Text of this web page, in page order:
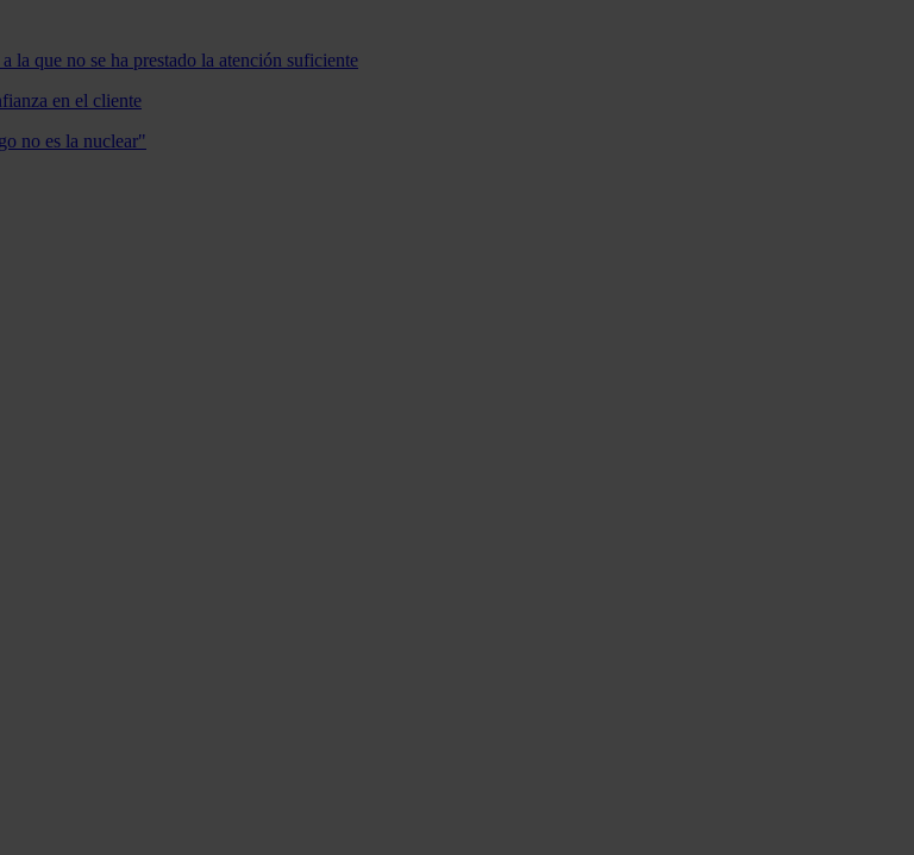
la que no se ha prestado la atención suficiente
en el cliente
no es la nuclear"